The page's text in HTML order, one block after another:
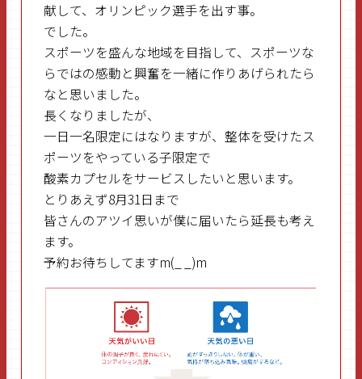
献して、オリンピック選手を出す事。
でした。
スポーツを盛んな地域を目指して、スポーツな
らではの感動と興奮を一緒に作りあげられたら
なと思いました。
長くなりましたが、
一日一名限定にはなりますが、整体を受けたス
ポーツをやっている子限定で
酸素カプセルをサービスしたいと思います。
とりあえず8月31日まで
皆さんのアツイ思いが僕に届いたら延長も考え
ます。
予約お待ちしてますm(_ _)m